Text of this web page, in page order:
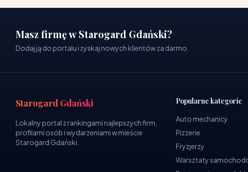
Masz firmę w Starogard Gdański?
Dodaj ją do portalu i zyskaj nowych klientów za darmo.
Starogard Gdański
Lokalny portal z rankingami najlepszych firm,
profilami osób i wydarzeniami w mieście
Starogard Gdański.
Popularne kategorie
Auto mechanicy
Pizzerie
Fryzjerzy
Warsztaty